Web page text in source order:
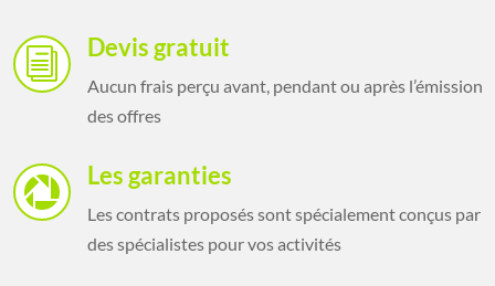
i Devis gratuit
Aucun frais perçu avant, pendant ou après l’émission
des offres
 Les garanties
Les contrats proposés sont spécialement conçus par
des spécialistes pour vos activités